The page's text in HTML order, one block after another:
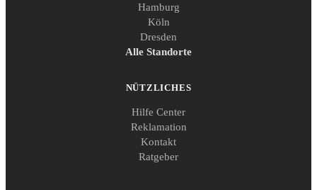
Hamburg
Köln
Dresden
Alle Standorte
NÜTZLICHES
Hilfe Center
Reklamation
Kontakt
Ratgeber